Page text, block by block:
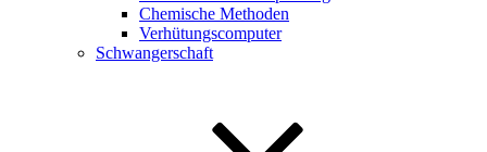
Chemische Methoden
Verhütungscomputer
Schwangerschaft